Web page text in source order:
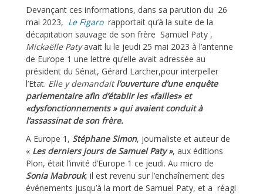
Devançant ces informations, dans sa parution du 26
mai 2023, Le Figarorapportait qu’à la suite de la
décapitation sauvage de son frère Samuel Paty ,
Mickaëlle Patyavait lu le jeudi 25 mai 2023 à l’antenne
de Europe 1 une lettre qu’elle avait adressée au
président du Sénat, Gérard Larcher,pour interpeller
l’Etat. Elle y demandaitl’ouverture d’une enquête
parlementaire afin d’établir les «failles» et
«dysfonctionnements » qui avaient conduit à
l’assassinat de son frère.
A Europe 1, Stéphane Simon, journaliste et auteur de
« Les derniers jours de Samuel Paty », aux éditions
Plon, était l’invité d’Europe 1 ce jeudi. Au micro de
Sonia Mabrouk, il est revenu sur l’enchaînement des
événements jusqu’à la mort de Samuel Paty, et a réagi